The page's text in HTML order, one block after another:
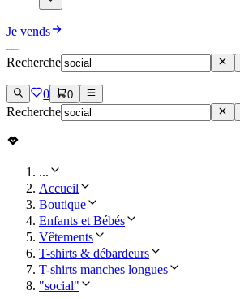
Je vends
Recherche
0 0
Recherche
...
Accueil
Boutique
Enfants et Bébés
Vêtements
T-shirts & débardeurs
T-shirts manches longues
"social"